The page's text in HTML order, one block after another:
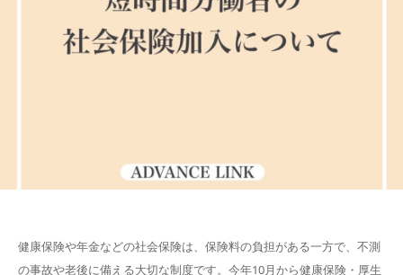
健康保険や年金などの社会保険は、保険料の負担がある一方で、不測
の事故や老後に備える大切な制度です。今年10月から健康保険・厚生